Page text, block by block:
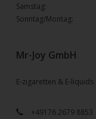
Mr-Joy GmbH
E-zigaretten & E-liquids
+49176 2679 8853
Samstag:
Sonntag/Montag: